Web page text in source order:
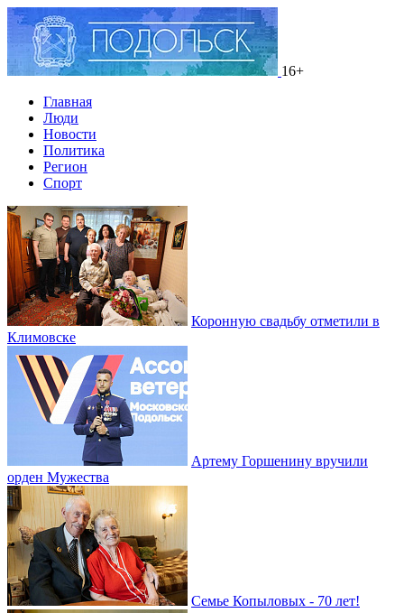
16+
Главная
Люди
Новости
Политика
Регион
Спорт
Коронную свадьбу отметили в
Климовске
Артему Горшенину вручили
орден Мужества
Семье Копыловых - 70 лет!